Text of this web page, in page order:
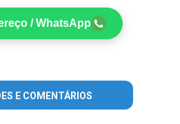
/ WhatsApp
E COMENTÁRIOS